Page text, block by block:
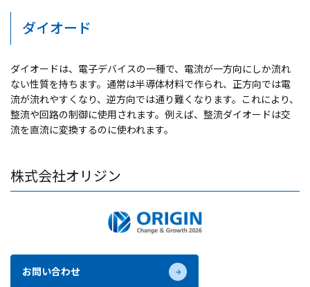
ダイオード
ダイオードは、電子デバイスの一種で、電流が一方向にしか流れ
ない性質を持ちます。通常は半導体材料で作られ、正方向では電
流が流れやすくなり、逆方向では通り難くなります。これにより、
整流や回路の制御に使用されます。例えば、整流ダイオードは交
流を直流に変換するのに使われます。
株式会社オリジン
お問い合わせ